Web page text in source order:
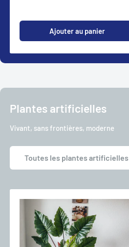
Ajouter au panier
Plantes artificielles
Vivant, sans frontières, moderne
Toutes les plantes artificielles